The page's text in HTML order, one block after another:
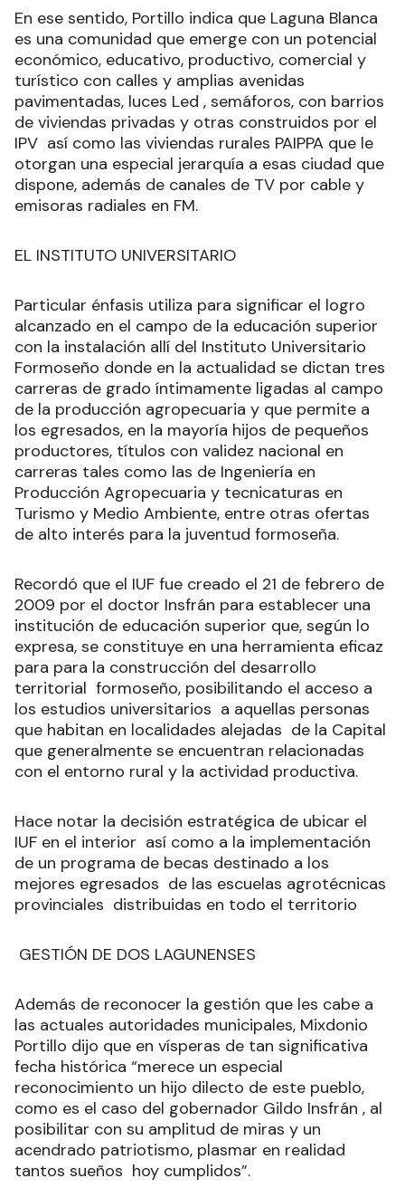
En ese sentido, Portillo indica que Laguna Blanca
es una comunidad que emerge con un potencial
económico, educativo, productivo, comercial y
turístico con calles y amplias avenidas
pavimentadas, luces Led , semáforos, con barrios
de viviendas privadas y otras construidos por el
IPV así como las viviendas rurales PAIPPA que le
otorgan una especial jerarquía a esas ciudad que
dispone, además de canales de TV por cable y
emisoras radiales en FM.
EL INSTITUTO UNIVERSITARIO
Particular énfasis utiliza para significar el logro
alcanzado en el campo de la educación superior
con la instalación allí del Instituto Universitario
Formoseño donde en la actualidad se dictan tres
carreras de grado íntimamente ligadas al campo
de la producción agropecuaria y que permite a
los egresados, en la mayoría hijos de pequeños
productores, títulos con validez nacional en
carreras tales como las de Ingeniería en
Producción Agropecuaria y tecnicaturas en
Turismo y Medio Ambiente, entre otras ofertas
de alto interés para la juventud formoseña.
Recordó que el IUF fue creado el 21 de febrero de
2009 por el doctor Insfrán para establecer una
institución de educación superior que, según lo
expresa, se constituye en una herramienta eficaz
para para la construcción del desarrollo
territorial formoseño, posibilitando el acceso a
los estudios universitarios a aquellas personas
que habitan en localidades alejadas de la Capital
que generalmente se encuentran relacionadas
con el entorno rural y la actividad productiva.
Hace notar la decisión estratégica de ubicar el
IUF en el interior así como a la implementación
de un programa de becas destinado a los
mejores egresados de las escuelas agrotécnicas
provinciales distribuidas en todo el territorio
GESTIÓN DE DOS LAGUNENSES
Además de reconocer la gestión que les cabe a
las actuales autoridades municipales, Mixdonio
Portillo dijo que en vísperas de tan significativa
fecha histórica “merece un especial
reconocimiento un hijo dilecto de este pueblo,
como es el caso del gobernador Gildo Insfrán , al
posibilitar con su amplitud de miras y un
acendrado patriotismo, plasmar en realidad
tantos sueños hoy cumplidos”.